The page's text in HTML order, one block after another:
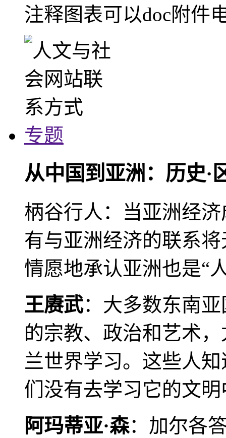
注释图表可以doc附件
专题
从中国到亚洲：历史·
柄谷行人：当亚洲经
有与亚洲经济的联系
情愿地承认亚洲也是“
王赓武：大多数东南
的宗教、政治和艺术
兰世界学习。这些人
们没有去学习它的文
阿玛蒂亚·森：加尔各